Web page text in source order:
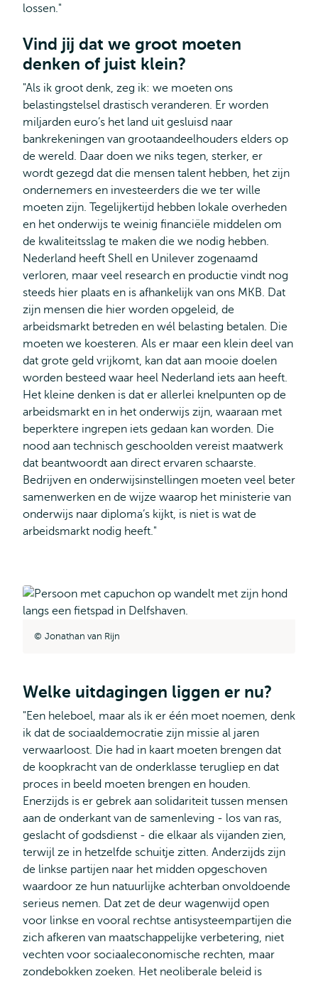
lossen."
Vind jij dat we groot moeten
denken of juist klein?
"Als ik groot denk, zeg ik: we moeten ons
belastingstelsel drastisch veranderen. Er worden
miljarden euro’s het land uit gesluisd naar
bankrekeningen van grootaandeelhouders elders op
de wereld. Daar doen we niks tegen, sterker, er
wordt gezegd dat die mensen talent hebben, het zijn
ondernemers en investeerders die we ter wille
moeten zijn. Tegelijkertijd hebben lokale overheden
en het onderwijs te weinig financiële middelen om
de kwaliteitsslag te maken die we nodig hebben.
Nederland heeft Shell en Unilever zogenaamd
verloren, maar veel research en productie vindt nog
steeds hier plaats en is afhankelijk van ons MKB. Dat
zijn mensen die hier worden opgeleid, de
arbeidsmarkt betreden en wél belasting betalen. Die
moeten we koesteren. Als er maar een klein deel van
dat grote geld vrijkomt, kan dat aan mooie doelen
worden besteed waar heel Nederland iets aan heeft.
Het kleine denken is dat er allerlei knelpunten op de
arbeidsmarkt en in het onderwijs zijn, waaraan met
beperktere ingrepen iets gedaan kan worden. Die
nood aan technisch geschoolden vereist maatwerk
dat beantwoordt aan direct ervaren schaarste.
Bedrijven en onderwijsinstellingen moeten veel beter
samenwerken en de wijze waarop het ministerie van
onderwijs naar diploma’s kijkt, is niet is wat de
arbeidsmarkt nodig heeft."
Jonathan van Rijn
Welke uitdagingen liggen er nu?
"Een heleboel, maar als ik er één moet noemen, denk
ik dat de sociaaldemocratie zijn missie al jaren
verwaarloost. Die had in kaart moeten brengen dat
de koopkracht van de onderklasse terugliep en dat
proces in beeld moeten brengen en houden.
Enerzijds is er gebrek aan solidariteit tussen mensen
aan de onderkant van de samenleving - los van ras,
geslacht of godsdienst - die elkaar als vijanden zien,
terwijl ze in hetzelfde schuitje zitten. Anderzijds zijn
de linkse partijen naar het midden opgeschoven
waardoor ze hun natuurlijke achterban onvoldoende
serieus nemen. Dat zet de deur wagenwijd open
voor linkse en vooral rechtse antisysteempartijen die
zich afkeren van maatschappelijke verbetering, niet
vechten voor sociaaleconomische rechten, maar
zondebokken zoeken. Het neoliberale beleid is